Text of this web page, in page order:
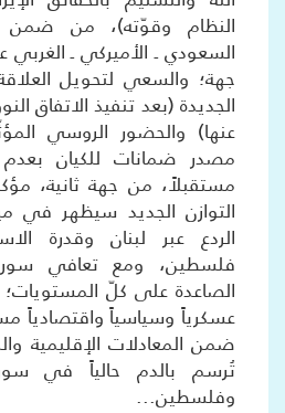
النظام وقوّته)، من ضمن
السعودي ـ الأميركي ـ
جهة؛ والسعي لتحويل العلاقة
الجديدة (بعد تنفيذ الاتفاق
عنها) والحضور الروسي
مصدر ضمانات للكيان
مستقبلاً، من جهة ثانية،
التوازن الجديد سيظهر في
الردع عبر لبنان وقدرة
فلسطين، ومع تعافي
الصاعدة على كلّ
عسكرياً وسياسياً واقتصادياً
ضمن المعادلات الإقليمية
تُرسم بالدم حالياً في
وفلسطين...